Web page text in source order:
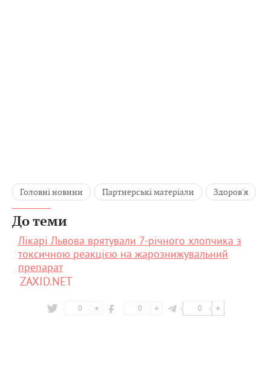
Головні новини Партнерські матеріали Здоров'я
До теми
Лікарі Львова врятували 7-річного хлопчика з
токсичною реакцією на жарознижувальний
препарат
ZAXID.NET
0 0 0